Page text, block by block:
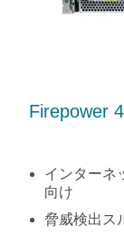
Firepower
インターネ
向け
脅威検出ス